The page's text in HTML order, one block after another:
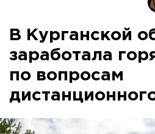
В Курганской
заработала
по вопросам